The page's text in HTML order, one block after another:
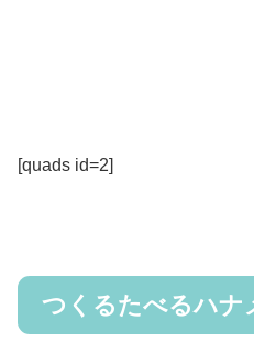
[quads id=2]
つくるたべるハナ